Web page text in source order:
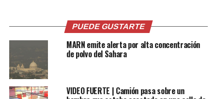
En «Nacionales»
Rescatan a una menor de
edad que fue arrastrada por
PUEDE GUSTARTE
MARN emite alerta por alta concentración
de polvo del Sahara
VIDEO FUERTE | Camión pasa sobre un